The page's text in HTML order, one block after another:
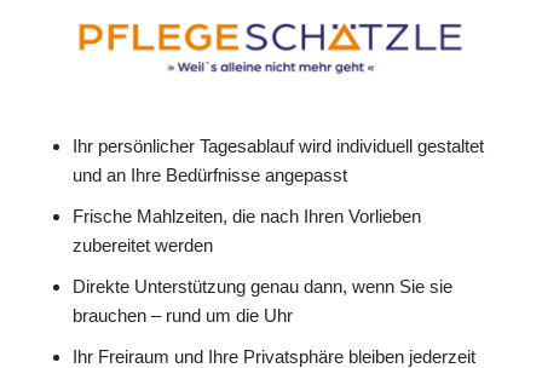
Ihr persönlicher Tagesablauf wird individuell gestaltet
und an Ihre Bedürfnisse angepasst
Frische Mahlzeiten, die nach Ihren Vorlieben
zubereitet werden
Direkte Unterstützung genau dann, wenn Sie sie
brauchen – rund um die Uhr
Ihr Freiraum und Ihre Privatsphäre bleiben jederzeit